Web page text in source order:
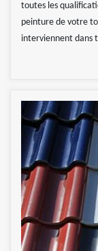
toutes les
peinture de votre
interviennent dans